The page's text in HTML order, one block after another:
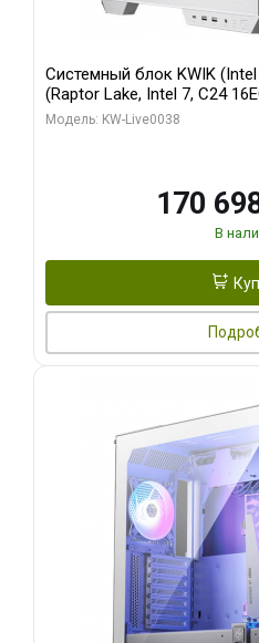
Системный блок KWIK (Intel
(Raptor Lake, Intel 7, C24
модуля)/ Gigabyte RX9070XT
Модель: KW-Live0038
170
В